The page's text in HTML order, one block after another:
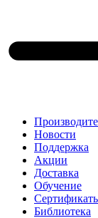
Новости
Поддержка
Акции
Доставка
Обучение
Библиотека